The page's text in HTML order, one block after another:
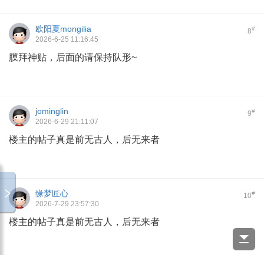
8#
欧阳夏mongilia
2026-6-25 11:16:45
膜拜神贴，后面的请保持队形~
9#
jominglin
2026-6-29 21:11:07
楼主的帖子真是前无古人，后无来者
10#
缘梦匠心
2026-7-29 23:57:30
楼主的帖子真是前无古人，后无来者